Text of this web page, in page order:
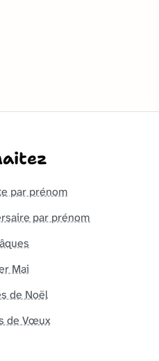
par prénom
par prénom
Mai
de Noël
de Vœux